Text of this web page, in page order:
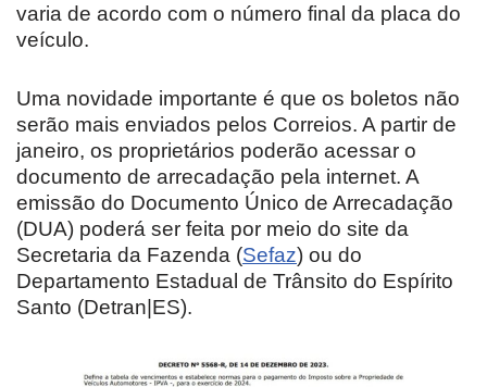
varia de acordo com o número final da placa do
veículo.
Uma novidade importante é que os boletos não
serão mais enviados pelos Correios. A partir de
janeiro, os proprietários poderão acessar o
documento de arrecadação pela internet. A
emissão do Documento Único de Arrecadação
(DUA) poderá ser feita por meio do site da
Secretaria da Fazenda (Sefaz) ou do
Departamento Estadual de Trânsito do Espírito
Santo (Detran|ES).